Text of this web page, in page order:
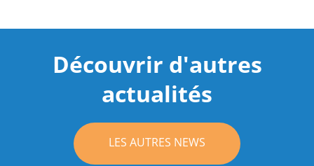
Découvrir d'autres
actualités
LES AUTRES NEWS